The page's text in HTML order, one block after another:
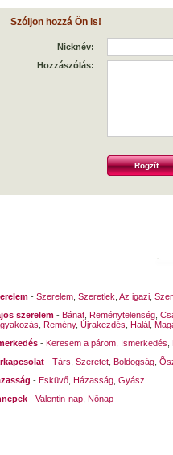
Szóljon hozzá Ön is!
Nicknév:
Hozzászólás:
- Szerelem Szeretlek Az igazi
szerelem - Bánat Reménytelenség
Remény, Újrakezdés Halál
- Keresem a párom Ismerkedés
- Társ Szeretet Boldogság
- Esküvő Házasság Gyász
- Valentin-nap Nőnap